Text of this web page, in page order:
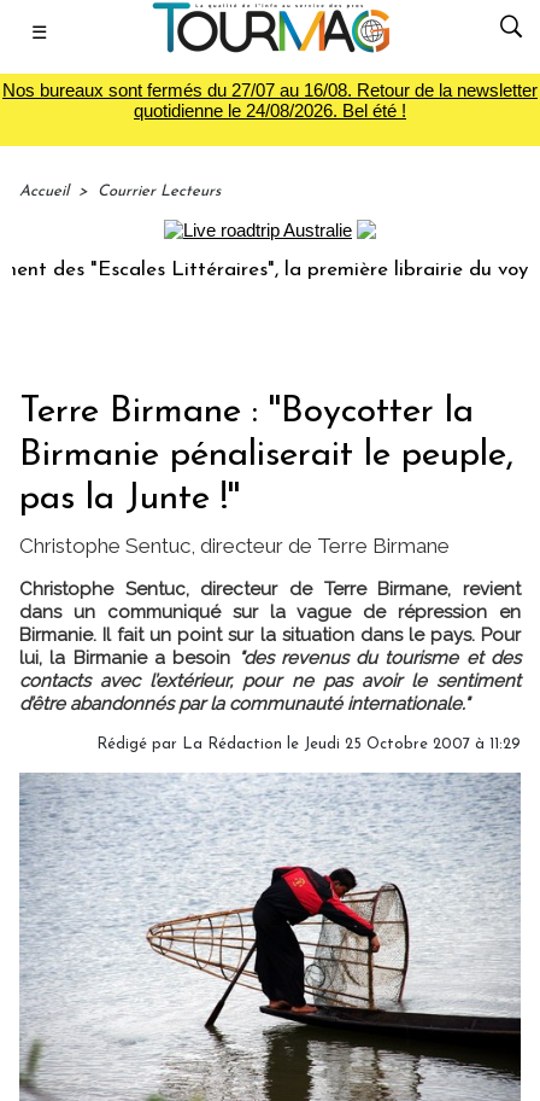
☰
Nos bureaux sont fermés du 27/07 au 16/08. Retour de la newsletter
quotidienne le 24/08/2026. Bel été !
Accueil > Courrier Lecteurs
Littéraires", la première librairie du voyage Le
Terre Birmane : ''Boycotter la
Birmanie pénaliserait le peuple,
pas la Junte !''
Christophe Sentuc, directeur de Terre Birmane
Christophe Sentuc, directeur de Terre Birmane, revient
dans un communiqué sur la vague de répression en
Birmanie. Il fait un point sur la situation dans le pays. Pour
lui, la Birmanie a besoin "des revenus du tourisme et des
contacts avec l’extérieur, pour ne pas avoir le sentiment
d’être abandonnés par la communauté internationale."
Rédigé par La Rédaction le Jeudi 25 Octobre 2007 à 11:29